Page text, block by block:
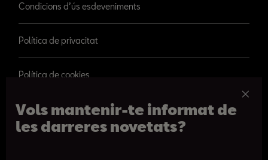
Vols mantenir-te informat de
les darreres novetats?
Condicions d’ús esdeveniments
Política de privacitat
Política de cookies